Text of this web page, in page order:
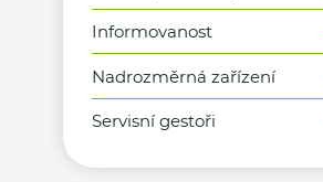
Informovanost
Nadrozměrná zařízení
Servisní gestoři